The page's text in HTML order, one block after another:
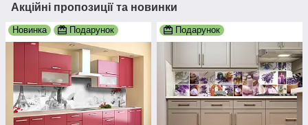
Акційні пропозиції та новинки
Новинка Подарунок Подарунок